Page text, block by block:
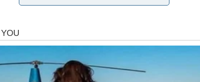
od najemotivnijih poglavlja u poslednje vreme.
nisu znak tuge, već oslobađanja.
da niste bili sami, čak ni onda kada ste se tako